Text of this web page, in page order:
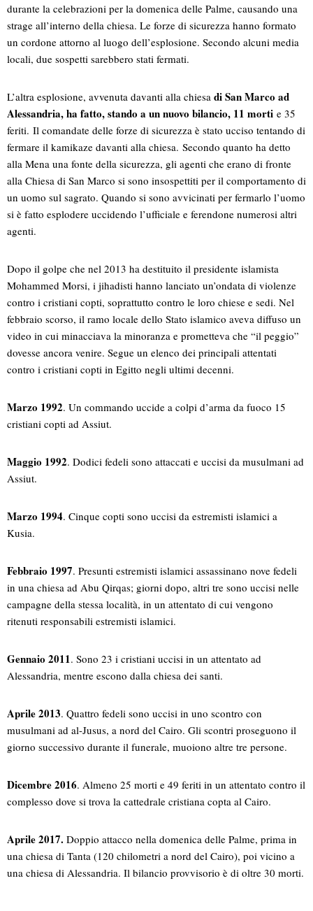
durante la celebrazioni per la domenica delle Palme, causando una
strage all’interno della chiesa. Le forze di sicurezza hanno formato
un cordone attorno al luogo dell’esplosione. Secondo alcuni media
locali, due sospetti sarebbero stati fermati.
L’altra esplosione, avvenuta davanti alla chiesa di San Marco ad
Alessandria, ha fatto, stando a un nuovo bilancio, 11 morti e 35
feriti. Il comandate delle forze di sicurezza è stato ucciso tentando di
fermare il kamikaze davanti alla chiesa. Secondo quanto ha detto
alla Mena una fonte della sicurezza, gli agenti che erano di fronte
alla Chiesa di San Marco si sono insospettiti per il comportamento di
un uomo sul sagrato. Quando si sono avvicinati per fermarlo l’uomo
si è fatto esplodere uccidendo l’ufficiale e ferendone numerosi altri
agenti.
Dopo il golpe che nel 2013 ha destituito il presidente islamista
Mohammed Morsi, i jihadisti hanno lanciato un’ondata di violenze
contro i cristiani copti, soprattutto contro le loro chiese e sedi. Nel
febbraio scorso, il ramo locale dello Stato islamico aveva diffuso un
video in cui minacciava la minoranza e prometteva che “il peggio”
dovesse ancora venire. Segue un elenco dei principali attentati
contro i cristiani copti in Egitto negli ultimi decenni.
Marzo 1992. Un commando uccide a colpi d’arma da fuoco 15
cristiani copti ad Assiut.
Maggio 1992. Dodici fedeli sono attaccati e uccisi da musulmani ad
Assiut.
Marzo 1994. Cinque copti sono uccisi da estremisti islamici a
Kusia.
Febbraio 1997. Presunti estremisti islamici assassinano nove fedeli
in una chiesa ad Abu Qirqas; giorni dopo, altri tre sono uccisi nelle
campagne della stessa località, in un attentato di cui vengono
ritenuti responsabili estremisti islamici.
Gennaio 2011. Sono 23 i cristiani uccisi in un attentato ad
Alessandria, mentre escono dalla chiesa dei santi.
Aprile 2013. Quattro fedeli sono uccisi in uno scontro con
musulmani ad al-Jusus, a nord del Cairo. Gli scontri proseguono il
giorno successivo durante il funerale, muoiono altre tre persone.
Dicembre 2016. Almeno 25 morti e 49 feriti in un attentato contro il
complesso dove si trova la cattedrale cristiana copta al Cairo.
Aprile 2017. Doppio attacco nella domenica delle Palme, prima in
una chiesa di Tanta (120 chilometri a nord del Cairo), poi vicino a
una chiesa di Alessandria. Il bilancio provvisorio è di oltre 30 morti.